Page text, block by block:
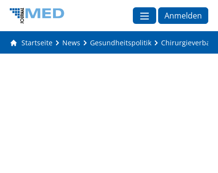
Anmelden
Startseite News Gesundheitspolitik